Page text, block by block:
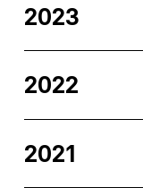
2023
2022
2021